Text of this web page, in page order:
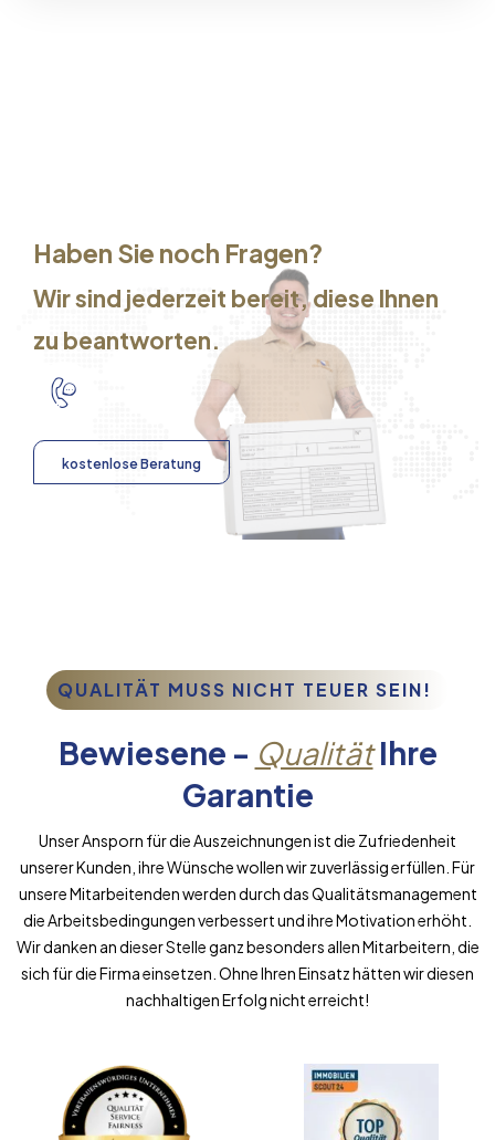
Haben Sie noch Fragen?
Wir sind jederzeit bereit, diese Ihnen
zu beantworten.
kostenlose Beratung
QUALITÄT MUSS NICHT TEUER SEIN!
Bewiesene - QualitätIhre
Garantie
Unser Ansporn für die Auszeichnungen ist die Zufriedenheit
unserer Kunden, ihre Wünsche wollen wir zuverlässig erfüllen. Für
unsere Mitarbeitenden werden durch das Qualitätsmanagement
die Arbeitsbedingungen verbessert und ihre Motivation erhöht.
Wir danken an dieser Stelle ganz besonders allen Mitarbeitern, die
sich für die Firma einsetzen. Ohne Ihren Einsatz hätten wir diesen
nachhaltigen Erfolg nicht erreicht!